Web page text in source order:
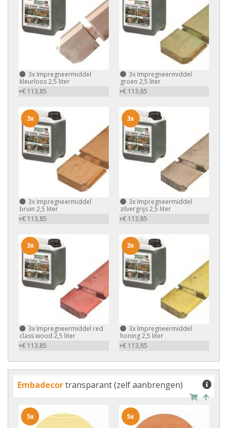
3x Impregneermiddel
kleurloos 2,5 liter
+€ 113,85
3xImpregneermiddel
groen 2,5 liter
+€ 113,85
3x Impregneermiddel
bruin 2,5 liter
+€ 113,85
3x
3xImpregneermiddel
zilvergrijs 2,5 liter
+€ 113,85
3x
3x Impregneermiddel red
class wood 2,5 liter
+€ 113,85
3x
3xImpregneermiddel
honing 2,5 liter
+€ 113,85
3x
Embadecortransparant (zelf aanbrengen)
5x 5x